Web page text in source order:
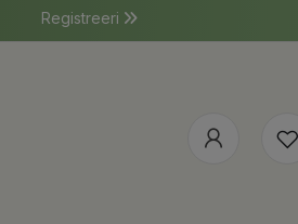
Registreeri